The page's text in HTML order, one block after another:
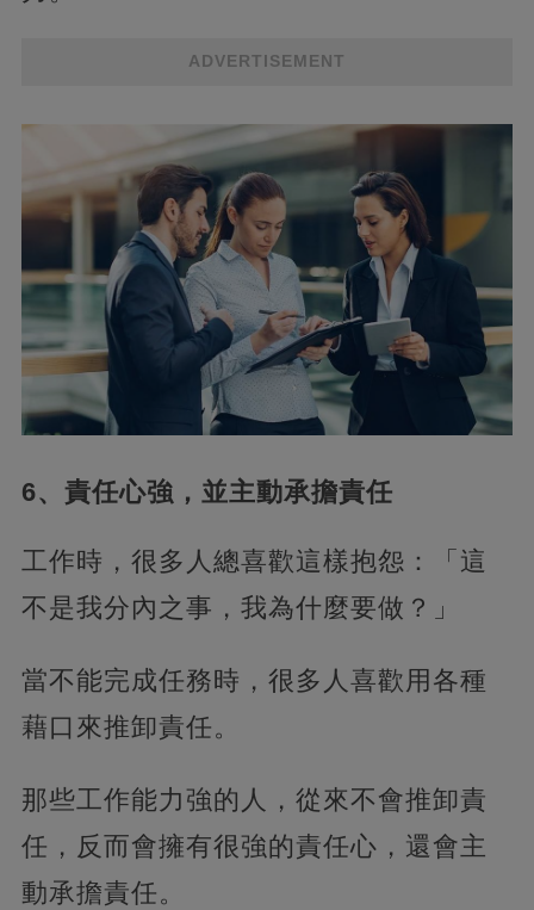
ADVERTISEMENT
6、責任心強，並主動承擔責任‍
工作時，很多人總喜歡這樣抱怨：「這
不是我分內之事，我為什麼要做？」
當不能完成任務時，很多人喜歡用各種
藉口來推卸責任。
那些工作能力強的人，從來不會推卸責
任，反而會擁有很強的責任心，還會主
動承擔責任。